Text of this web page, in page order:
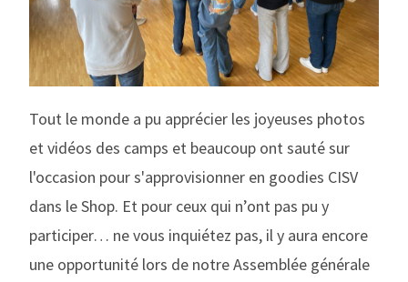
Tout le monde a pu apprécier les joyeuses photos
et vidéos des camps et beaucoup ont sauté sur
l'occasion pour s'approvisionner en goodies CISV
dans le Shop. Et pour ceux qui n’ont pas pu y
participer… ne vous inquiétez pas, il y aura encore
une opportunité lors de notre Assemblée générale